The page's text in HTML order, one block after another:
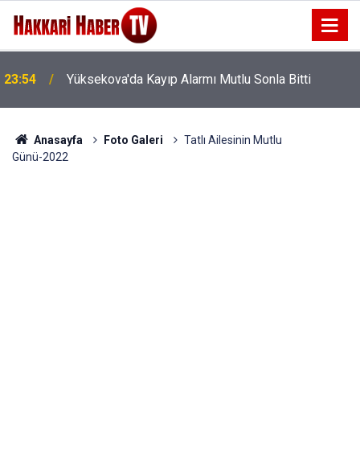
23:54 Yüksekova'da Kayıp Alarmı Mutlu Sonla Bitti
Anasayfa Foto Galeri
Tatlı Ailesinin Mutlu
Günü-2022